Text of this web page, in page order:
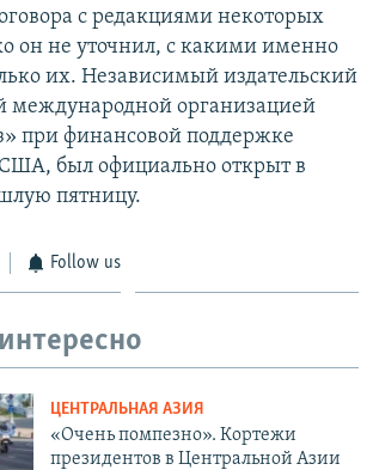
с редакциями некоторых
он не уточнил, с какими именно
их. Независимый издательский
международной организацией
при финансовой поддержке
США, был официально открыт в
пятницу.
Follow us
ЦЕНТРАЛЬНАЯ АЗИЯ
«Очень помпезно». Кортежи
президентов в Центральной Азии